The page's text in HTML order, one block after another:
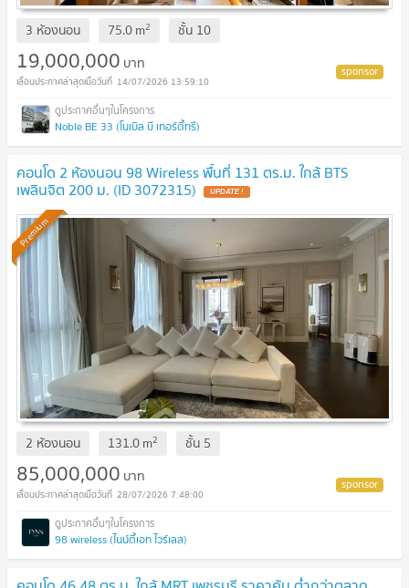
3 ห้องนอน 75.0m2 ชั้น 10
19,000,000 บาท
14/07/2026 13:59:10
Noble BE 33 (โนเบิล บี เทอร์ตี้ทรี)
คอนโด 2 ห้องนอน 98 Wireless พื้นที่ 131 ตร.ม. ใกล้ BTS
เพลินจิต 200 ม. (ID 3072315)
Premium
2 ห้องนอน 131.0m2 ชั้น 5
85,000,000 บาท
28/07/2026 7:48:00
98 wireless (ไนน์ตี้เอท ไวร์เลส)